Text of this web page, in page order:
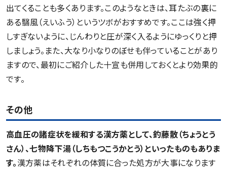
出てくることも多くあります。このようなときは、耳たぶの裏に
ある翳風（えいふう）というツボがおすすめです。ここは強く押
しすぎないように、じんわりと圧が深く入るようにゆっくりと押
しましょう。また、大なり小なりのぼせも伴っていることがあり
ますので、最初にご紹介した十宣も併用しておくとより効果的
です。
その他
高血圧の諸症状を緩和する漢方薬として、釣藤散（ちょうとう
さん）、七物降下湯（しちもつこうかとう）といったものもありま
す。漢方薬はそれぞれの体質に合った処方が大事になります